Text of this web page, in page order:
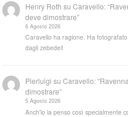
Henry Roth suCaravello:
deve dimostrare”
6 Agosto 2026
Caravello ha ragione. Ha
dagli zebedei!
Pierluigi suCaravello:
dimostrare”
5 Agosto 2026
Anch'io la penso così specialmente